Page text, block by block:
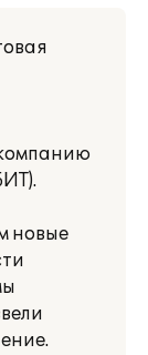
новые